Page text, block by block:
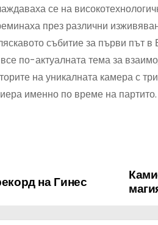
се на
през различни
събитие за първи път
по-актуалната тема за
на уникалната камера с
именно по време на партито.
на Гинес